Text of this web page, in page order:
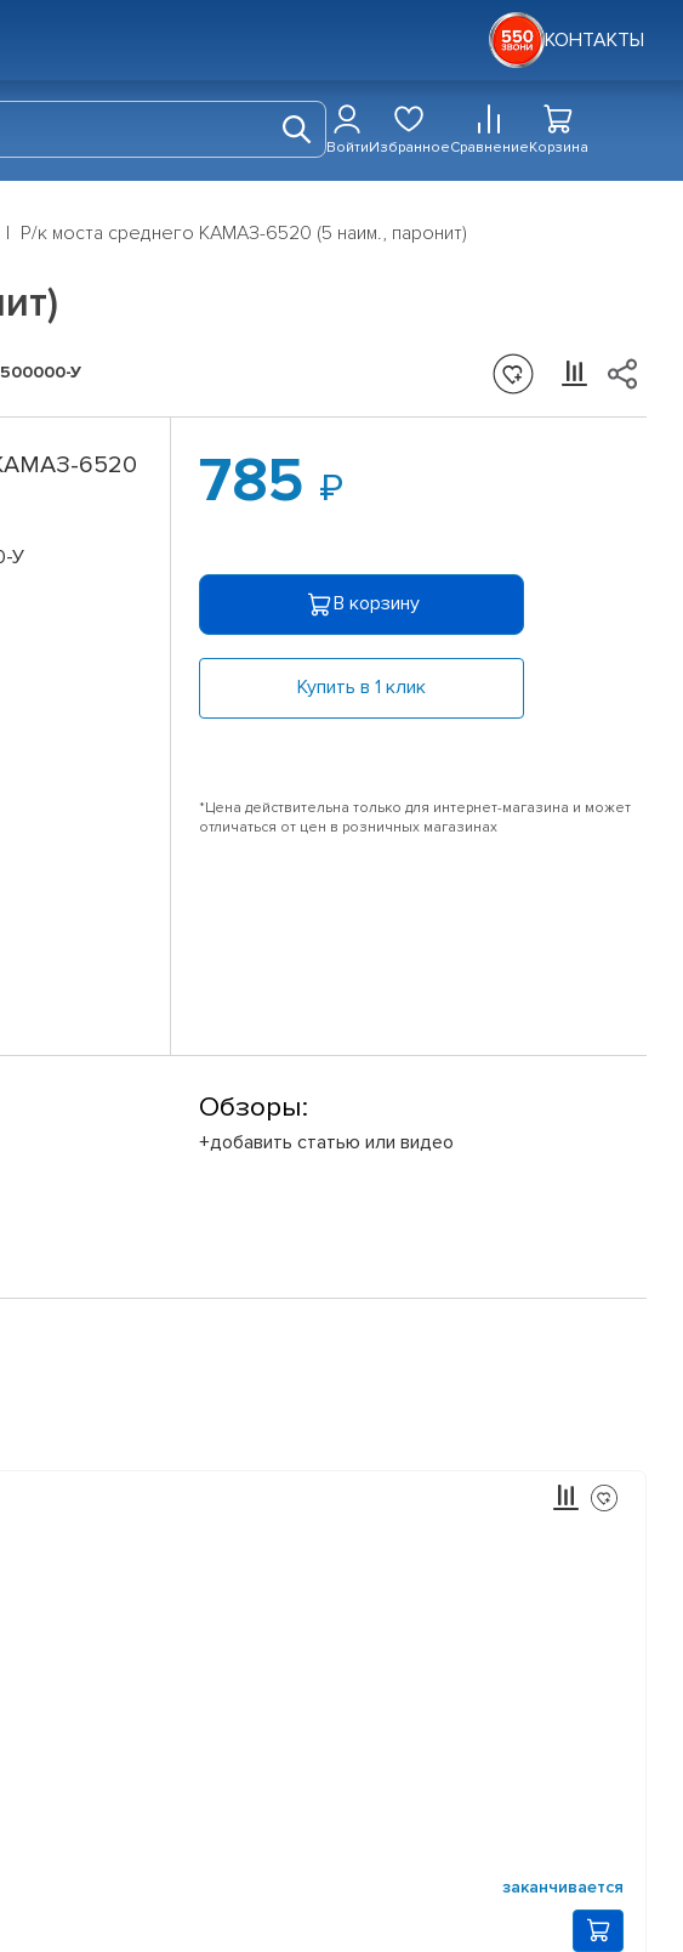
КОНТАКТЫ
ВойтиИзбранноеСравнениеКорзина
Р/к моста среднего КАМАЗ-6520 (5 наим., паронит)
У
6520
У
785
В корзину
Купить в 1 клик
*Цена действительна только для интернет-магазина и может
отличаться от цен в розничных магазинах
Обзоры:
+добавить статью или видео
заканчивается